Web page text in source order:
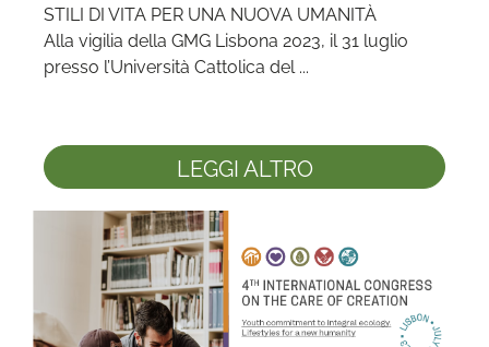
STILI DI VITA PER UNA NUOVA UMANITÀ
Alla vigilia della GMG Lisbona 2023, il 31 luglio
presso l’Università Cattolica del ...
LEGGI ALTRO